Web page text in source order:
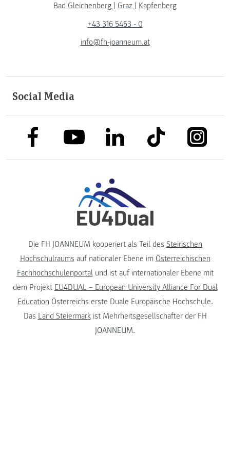
Bad Gleichenberg
Graz
Kapfenberg
+43 316 5453 - 0
info@fh-joanneum.at
Social Media
link to facebooklink to youtubelink to linkedinlink to tiktok
Die FH JOANNEUM kooperiert als Teil des Steirischen
Hochschulraums auf nationaler Ebene im Österreichischen
Fachhochschulenportalund ist auf internationaler Ebene mit
dem Projekt EU4DUAL – European University Alliance For Dual
Education Österreichs erste Duale Europäische Hochschule.
Das Land Steiermarkist Mehrheitsgesellschafter der FH
JOANNEUM.